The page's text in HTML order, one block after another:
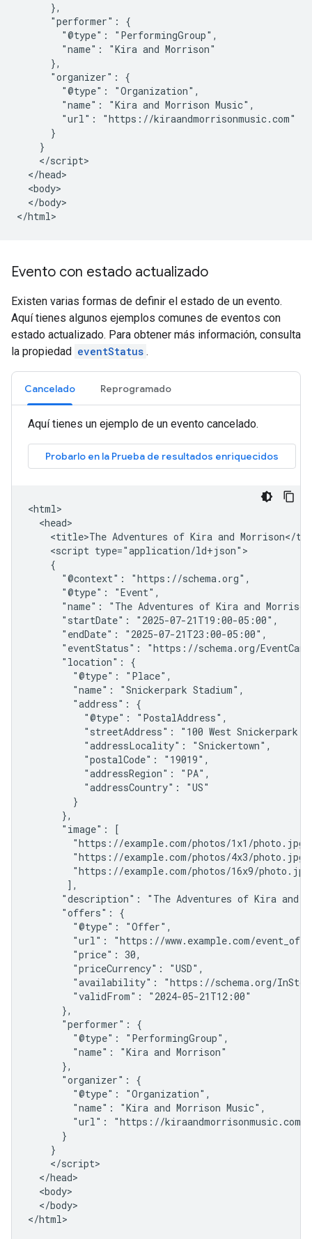
      },
      "performer": {
        "@type": "PerformingGroup",
        "name": "Kira and Morrison"
      },
      "organizer": {
        "@type": "Organization",
        "name": "Kira and Morrison Music",
        "url": "https://kiraandmorrisonmusic.com"
      }
    }
    </script>
  </head>
  <body>
  </body>
</html>
Evento con estado actualizado
Existen varias formas de definir el estado de un evento.
Aquí tienes algunos ejemplos comunes de eventos con
estado actualizado. Para obtener más información, consulta
la propiedad eventStatus .
Cancelado Reprogramado
Aquí tienes un ejemplo de un evento cancelado.
<html>
  <head>
<title>The Adventures of Kira and Morrison</
    <script type="application/ld+json">
    {
      "@context": "https://schema.org",
      "@type": "Event",
"name": "The Adventures of Kira and
      "startDate": "2025-07-21T19:00-05:00",
      "endDate": "2025-07-21T23:00-05:00",
"eventStatus": "https://schema.org/
      "location": {
        "@type": "Place",
        "name": "Snickerpark Stadium",
        "address": {
          "@type": "PostalAddress",
"streetAddress": "100 West Snickerpark
          "addressLocality": "Snickertown",
          "postalCode": "19019",
          "addressRegion": "PA",
          "addressCountry": "US"
        }
      },
      "image": [
"https://example.com/photos/1x1/
"https://example.com/photos/4x3/
"https://example.com/photos/16x9/
       ],
"description": "The Adventures of Kira and
      "offers": {
        "@type": "Offer",
"url": "https://www.example.com/
        "price": 30,
        "priceCurrency": "USD",
"availability": "https://schema.org/
        "validFrom": "2024-05-21T12:00"
      },
      "performer": {
        "@type": "PerformingGroup",
        "name": "Kira and Morrison"
      },
      "organizer": {
        "@type": "Organization",
        "name": "Kira and Morrison Music",
        "url": "https://kiraandmorrisonmusic.com"
      }
    }
    </script>
  </head>
  <body>
  </body>
</html>